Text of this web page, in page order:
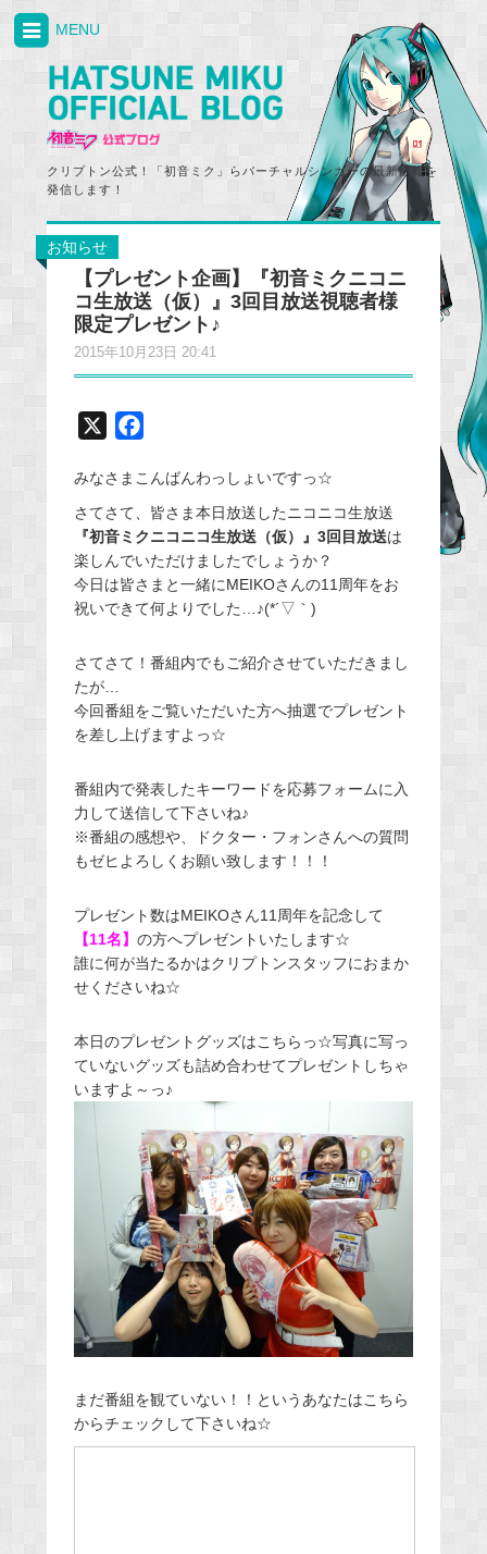
クリプトン公式！「初音ミク」らバーチャルシンガーの最新情報を
発信します！
MENU
お知らせ
【プレゼント企画】『初音ミクニコニ
コ生放送（仮）』3回目放送視聴者様
限定プレゼント♪
2015年10月23日 20:41
c
e
b
o
o
みなさまこんばんわっしょいですっ☆
さてさて、皆さま本日放送したニコニコ生放送
『初音ミクニコニコ生放送（仮）』3回目放送は
楽しんでいただけましたでしょうか？
今日は皆さまと一緒にMEIKOさんの11周年をお
祝いできて何よりでした…♪(*´▽｀)
さてさて！番組内でもご紹介させていただきまし
たが…
今回番組をご覧いただいた方へ抽選でプレゼント
を差し上げますよっ☆
番組内で発表したキーワードを応募フォームに入
力して送信して下さいね♪
※番組の感想や、ドクター・フォンさんへの質問
もゼヒよろしくお願い致します！！！
プレゼント数はMEIKOさん11周年を記念して
【11名】 の方へプレゼントいたします☆
誰に何が当たるかはクリプトンスタッフにおまか
せくださいね☆
本日のプレゼントグッズはこちらっ☆写真に写っ
ていないグッズも詰め合わせてプレゼントしちゃ
いますよ～っ♪
まだ番組を観ていない！！というあなたはこちら
からチェックして下さいね☆